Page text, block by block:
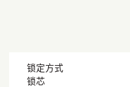
锁定方式
锁芯